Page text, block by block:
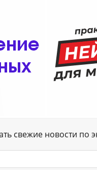
свежие новости